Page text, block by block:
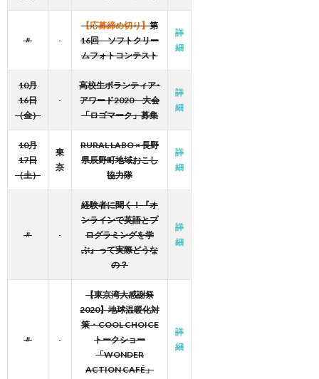
〃
【応募締め切り】第
16回 ソフトクリー
ムフォトコンテスト
詳
細
10月
16日
（金）
高校生ボランティア･
アワード2020 大会
「ロゴマーク」募集
詳
細
10月
17日
（土）
東
京
RURAL LABO × 長野
県辰野町地域おこし
協力隊
詳
細
〃
経験者に聞く！『オ
ンラインで英語とプ
ログラミングを学
ぶ』って実際どうな
の？
詳
細
〃
【東京湾大感謝祭
2020】地球温暖化対
策・COOL CHOICE
トークショー
「WONDER
ACTION CAFÉ」
詳
細